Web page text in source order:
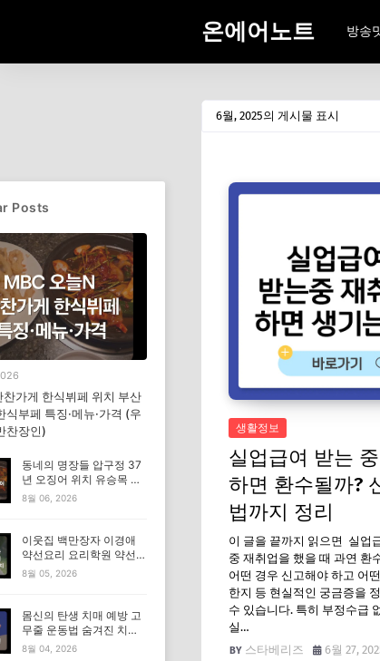
온에어노트 방송
6월, 2025의 게시물 표시
생활정보
실업급여 받는
하면 환수될까?
법까지 정리
이 글을 끝까지 읽으면 실업
중 재취업을 했을 때 과연 환
어떤 경우 신고해야 하고 어
한지 등 현실적인 궁금증을
수 있습니다. 특히 부정수급
실…
스타베리즈
6월 27,
Posts
찬가게 한식뷔페 위치 부산
식부페 특징·메뉴·가격 (우
찬장인)
동네의 명장들 압구정 37
년 오징어 위치 유승목 오
징어불고기 오징어튀김 오
8월 06, 2026
이웃집 백만장자 이경애
약선요리 요리학원 약선명
장 식당 위치 요리연구소
8월 05, 2026
몸신의 탄생 치매 예방 고
무줄 운동법 숨겨진 치매
고위험군｜포스파티딜세
8월 04, 2026